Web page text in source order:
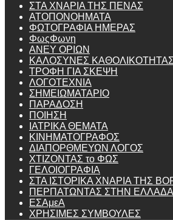
ΣΤΑ ΧΝΑΡΙΑ ΤΗΣ ΠΕΝΑΣ
ΑΤΟΠΟΝΟΗΜΑΤΑ
ΦΩΤΟΓΡΑΦΙΑ ΗΜΕΡΑΣ
ΦωςΦωνη
ANEY ΟΡΙΩΝ
ΚΑΛΟΣΥΝΕΣ
ΤΡΟΦΗ ΓΙΑ ΣΚΕΨΗ
ΛΟΓΟΤΕΧΝΙΑ
ΣΗΜΕΙΩΜΑΤΑΡΙΟ
ΠΑΡΑΔΟΣΗ
ΠΟΙΗΣΗ
ΙΑΤΡΙΚΑ ΘΕΜΑΤΑ
ΚΙΝΗΜΑΤΟΓΡΑΦΟΣ
ΔΙΑΠΟΡΘΜΕΥΩΝ ΛΟΓΟΣ
ΧΤΙΖΟΝΤΑΣ το ΦΩΣ
ΓΕΛΟΙΟΓΡΑΦΙΑ
ΣΤΑ ΙΣΤΟΡΙΚΑ ΧΝΑΡΙΑ ΤΗΣ
ΠΕΡΠΑΤΩΝΤΑΣ ΣΤΗΝ ΕΛΛΑΔΑ
ΕΣΑμεΑ
ΧΡΗΣΙΜΕΣ ΣΥΜΒΟΥΛΕΣ